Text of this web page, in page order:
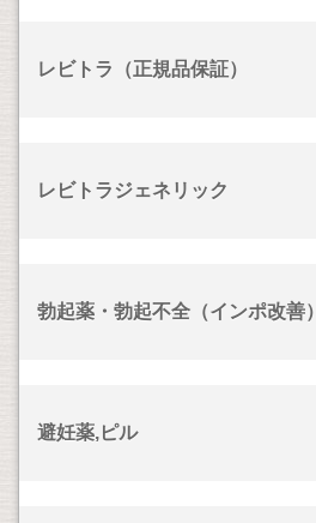
レビトラ（正規品保証）
レビトラジェネリック
勃起薬・勃起不全（インポ改善）
避妊薬,ピル